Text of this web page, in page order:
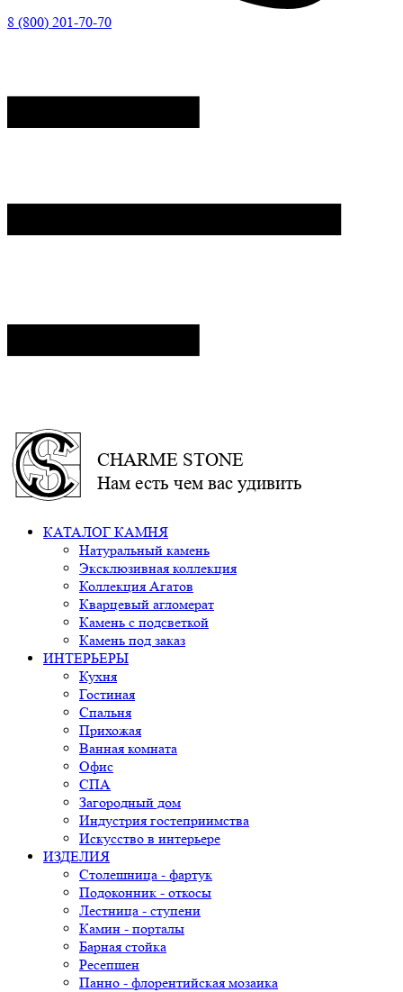
8 (800) 201-70-70
CHARME STONE
Нам есть чем вас удивить
КАТАЛОГ КАМНЯ
Натуральный камень
Эксклюзивная коллекция
Коллекция Агатов
Кварцевый агломерат
Камень с подсветкой
Камень под заказ
ИНТЕРЬЕРЫ
Кухня
Гостиная
Спальня
Прихожая
Ванная комната
Офис
СПА
Загородный дом
Индустрия гостеприимства
Искусство в интерьере
ИЗДЕЛИЯ
Столешница - фартук
Подоконник - откосы
Лестница - ступени
Камин - порталы
Барная стойка
Ресепшен
Панно - флорентийская мозаика